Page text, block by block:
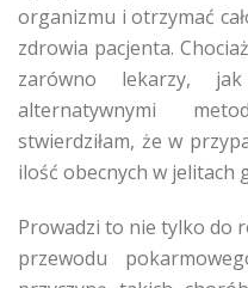
organizmu i otrzymać
zdrowia pacjenta.
zarówno lekarzy,
alternatywnymi
stwierdziłam, że w
ilość obecnych w jelitach
Prowadzi to nie tylko do
przewodu